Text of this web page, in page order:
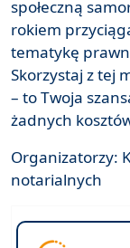
społeczną
rokiem
tematykę
Skorzystaj z tej
– to Twoja
żadnych
Organizatorzy:
notarialnych